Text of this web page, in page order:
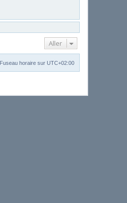
Aller
Fuseau horaire sur UTC+02:00